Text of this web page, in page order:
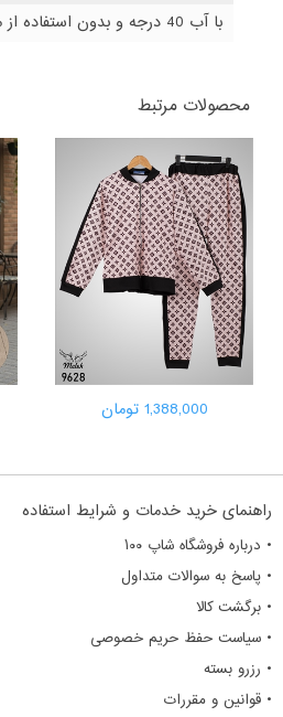
با آب 40 درجه و بدون استفاده از مایعات سفیدکننده
محصولات مرتبط
1,388,000 تومان
راهنمای خرید خدمات و شرایط استفاده
• درباره فروشگاه شاپ ۱۰۰
• پاسخ به سوالات متداول
• برگشت کالا
• سیاست حفظ حریم خصوصی
• رزرو بسته
• قوانین و مقررات